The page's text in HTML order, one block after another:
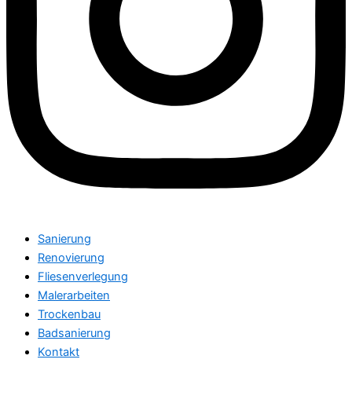
Sanierung
Renovierung
Fliesenverlegung
Malerarbeiten
Trockenbau
Badsanierung
Kontakt